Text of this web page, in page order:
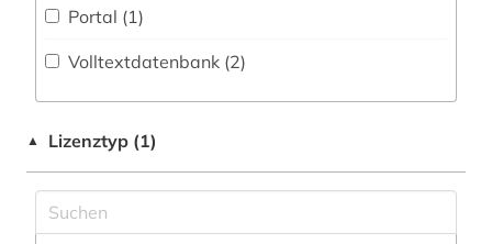
handel (1)
Portal (1)
Volltextdatenbank (2)
▲ Lizenztyp (1)